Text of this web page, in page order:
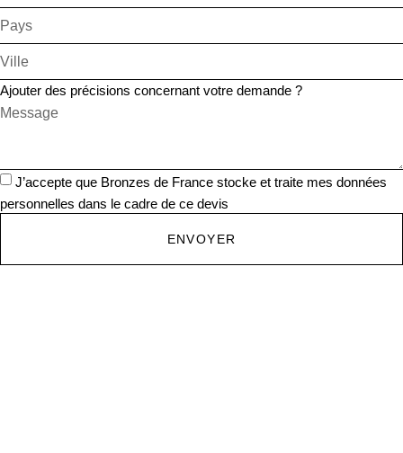
Ajouter des précisions concernant votre demande ?
J’accepte que Bronzes de France stocke et traite mes données
personnelles dans le cadre de ce devis
ENVOYER